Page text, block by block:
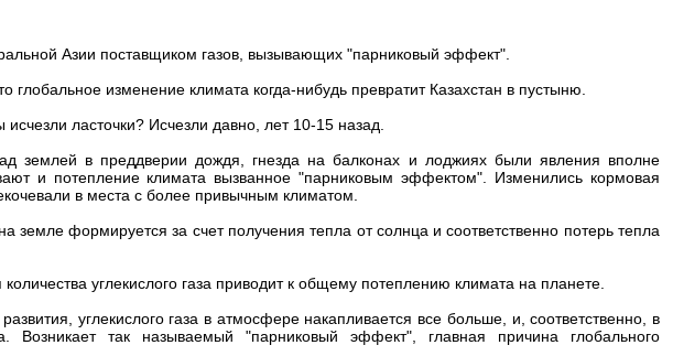
Азии поставщиком газов, вызывающих "парниковый эффект".
глобальное изменение климата когда-нибудь превратит Казахстан в пустыню.
ласточки? Исчезли давно, лет 10-15 назад.
землей в преддверии дождя, гнезда на балконах и лоджиях были явления вполне
и потепление климата вызванное "парниковым эффектом". Изменились кормовая
в места с более привычным климатом.
земле формируется за счет получения тепла от солнца и соответственно потерь тепла
углекислого газа приводит к общему потеплению климата на планете.
углекислого газа в атмосфере накапливается все больше, и, соответственно, в
Возникает так называемый "парниковый эффект", главная причина глобального